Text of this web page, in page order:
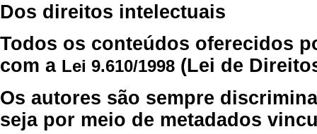
Dos direitos intelectuais
Todos os conteúdos oferecidos
com a Lei 9.610/1998 (Lei de
Os autores são sempre
seja por meio de metadados